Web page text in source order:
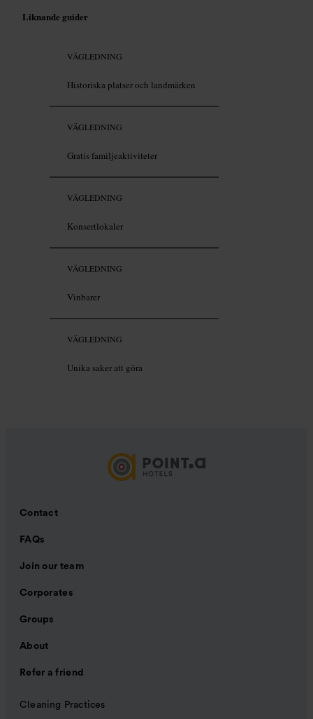
Liknande guider
VÄGLEDNING
Historiska platser och landmärken
VÄGLEDNING
Gratis familjeaktiviteter
VÄGLEDNING
Konsertlokaler
VÄGLEDNING
Vinbarer
VÄGLEDNING
Unika saker att göra
Contact
FAQs
Join our team
Corporates
Groups
About
Refer a friend
Cleaning Practices